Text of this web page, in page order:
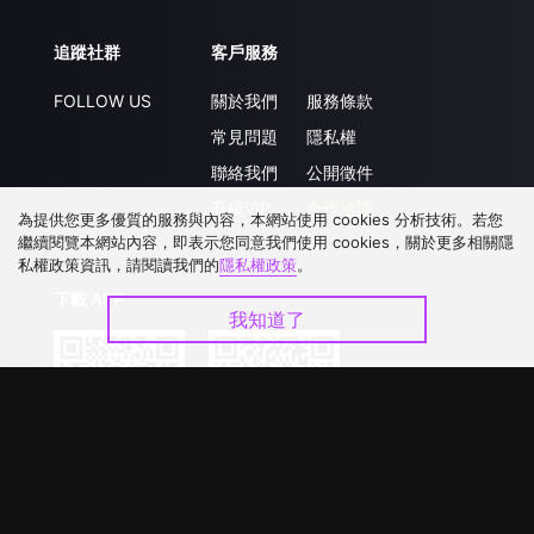
追蹤社群
FOLLOW US
客戶服務
關於我們
常見問題
聯絡我們
升級VIP
服務條款
隱私權
公開徵件
合作洽談
下載 APP
為提供您更多優質的服務與內容，本網站使用 cookies 分析技術。若您
繼續閱覽本網站內容，即表示您同意我們使用 cookies，關於更多相關隱
私權政策資訊，請閱讀我們的隱私權政策。
我知道了